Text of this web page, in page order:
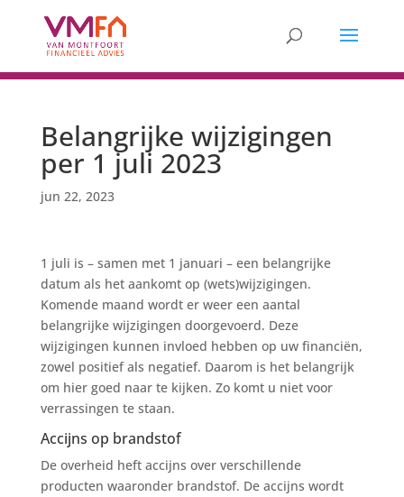
Belangrijke wijzigingen
per 1 juli 2023
jun 22, 2023
1 juli is – samen met 1 januari – een belangrijke
datum als het aankomt op (wets)wijzigingen.
Komende maand wordt er weer een aantal
belangrijke wijzigingen doorgevoerd. Deze
wijzigingen kunnen invloed hebben op uw financiën,
zowel positief als negatief. Daarom is het belangrijk
om hier goed naar te kijken. Zo komt u niet voor
verrassingen te staan.
Accijns op brandstof
De overheid heft accijns over verschillende
producten waaronder brandstof. De accijns wordt